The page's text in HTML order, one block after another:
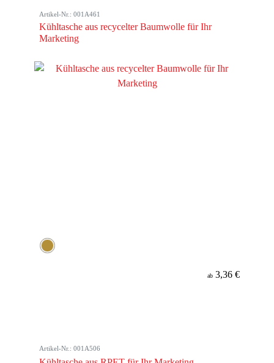
Artikel-Nr.: 001A461
Kühltasche aus recycelter Baumwolle für Ihr
Marketing
ab 3,36 €
Artikel-Nr.: 001A506